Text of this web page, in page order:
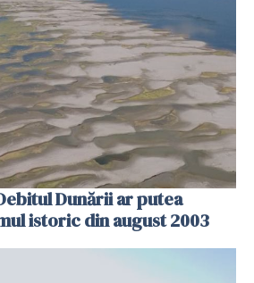
Dunării ar putea
istoric din august 2003